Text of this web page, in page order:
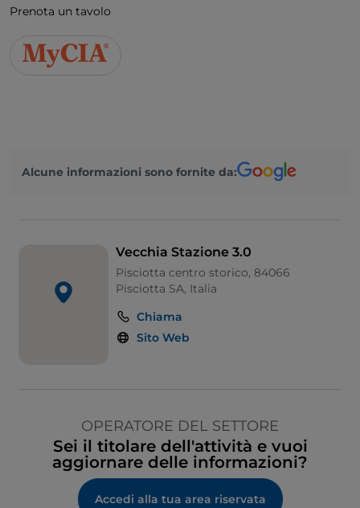
Prenota un tavolo
Alcune informazioni sono fornite da:
Vecchia Stazione 3.0
Pisciotta centro storico, 84066
Pisciotta SA, Italia
Chiama
Sito Web
OPERATORE DEL SETTORE
Sei il titolare dell'attività e vuoi
aggiornare delle informazioni?
Accedi alla tua area riservata